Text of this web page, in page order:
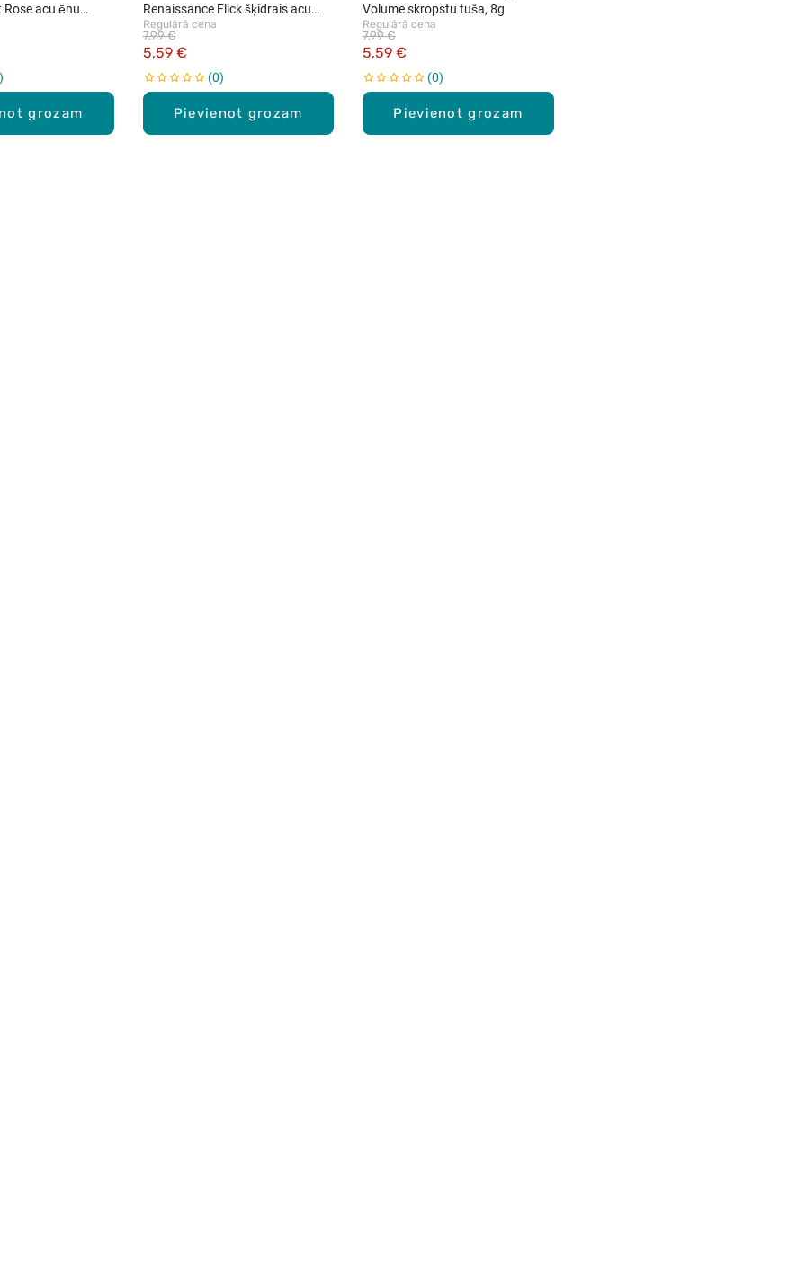
grozam
Rose acu ēnu
Pievienot grozam
Renaissance Flick šķidrais acu
laineris, 0.8g
Regulārā cena
5,59 €
7,99 €
0
Pievienot grozam
Volume skropstu tuša, 8g
Regulārā cena
5,59 €
7,99 €
0